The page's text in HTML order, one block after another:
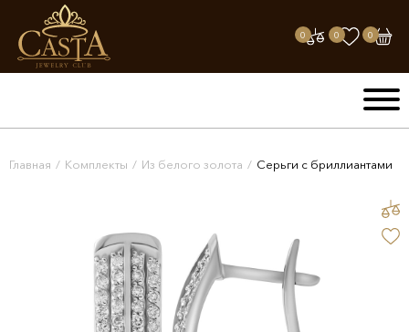
0 0 0
Главная / Комплекты / Из белого золота / Серьги с бриллиантами